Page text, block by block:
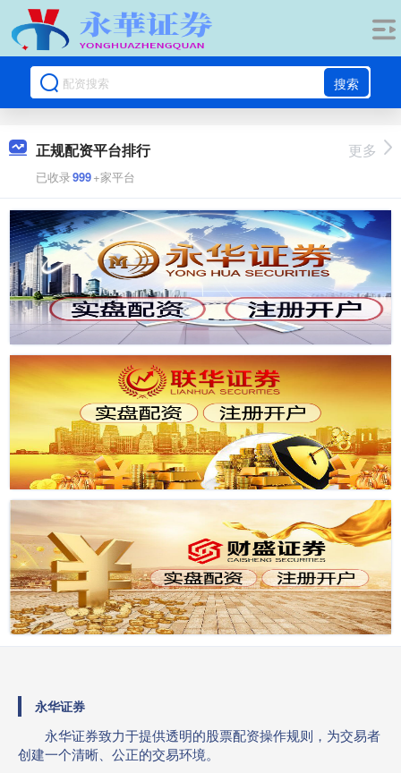
搜索
正规配资平台排行
已收录999+家平台
更多
永华证券
永华证券致力于提供透明的股票配资操作规则，为交易者
创建一个清晰、公正的交易环境。